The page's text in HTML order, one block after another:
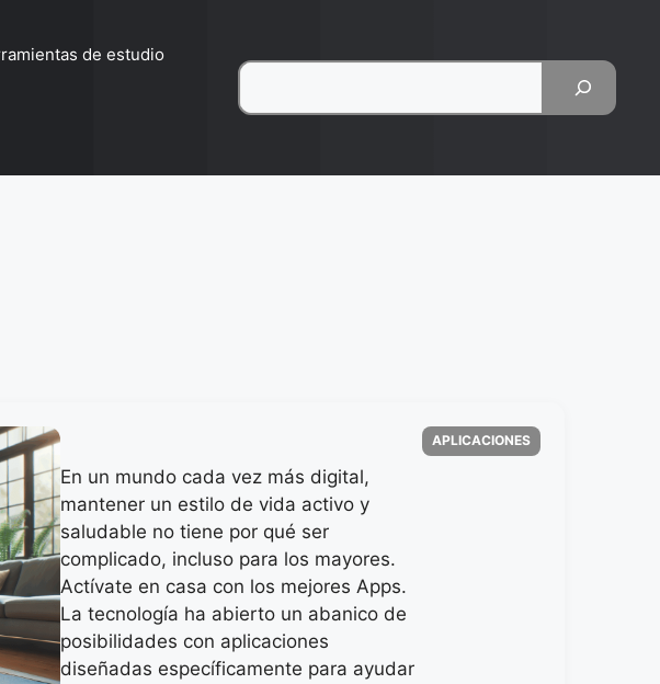
de estudio
En un mundo cada vez más digital,
mantener un estilo de vida activo y
saludable no tiene por qué ser
complicado, incluso para los mayores.
Actívate en casa con los mejores Apps.
La tecnología ha abierto un abanico de
posibilidades con aplicaciones
diseñadas específicamente para ayudar
Categorias
APLICACIONES